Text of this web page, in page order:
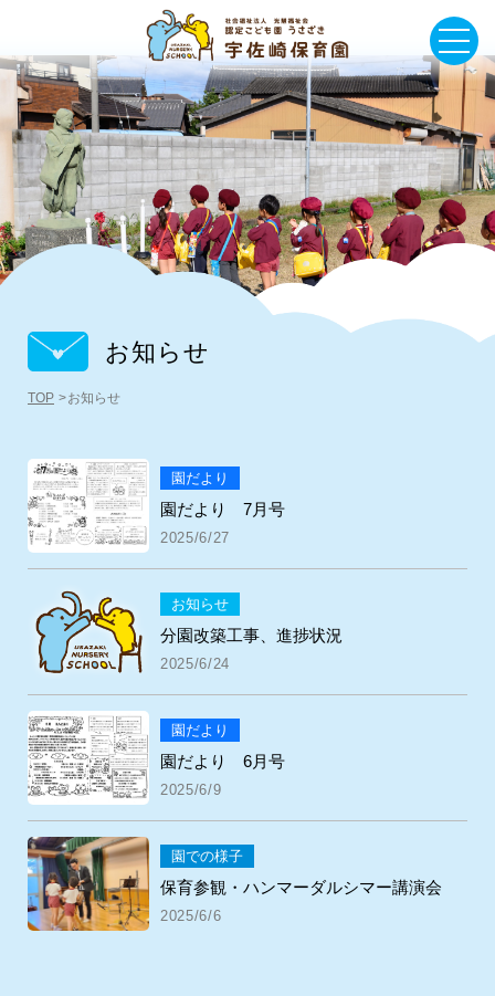
お知らせ
TOP お知らせ
園だより
園だより 7月号
2025/6/27
お知らせ
分園改築工事、進捗状況
2025/6/24
園だより
園だより 6月号
2025/6/9
園での様子
保育参観・ハンマーダルシマー講演会
2025/6/6